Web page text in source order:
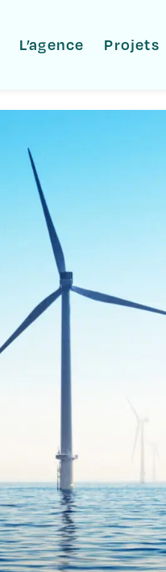
L’agence Projets